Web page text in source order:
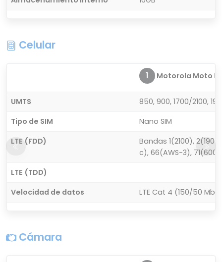
Celular
1 Motorola Moto E5
UMTS
850, 900, 1700/2100,
Tipo de SIM
Nano SIM
LTE (FDD)
Bandas 1(2100),
c), 66(AWS-3), 71(600)
LTE (TDD)
Velocidad de datos
LTE Cat 4 (150/50 Mbit/
Cámara